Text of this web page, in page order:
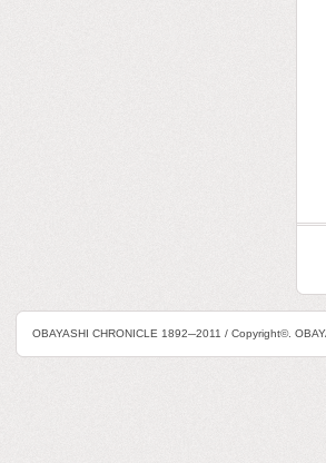
OBAYASHI CHRONICLE 1892─2011 / Copyright©.